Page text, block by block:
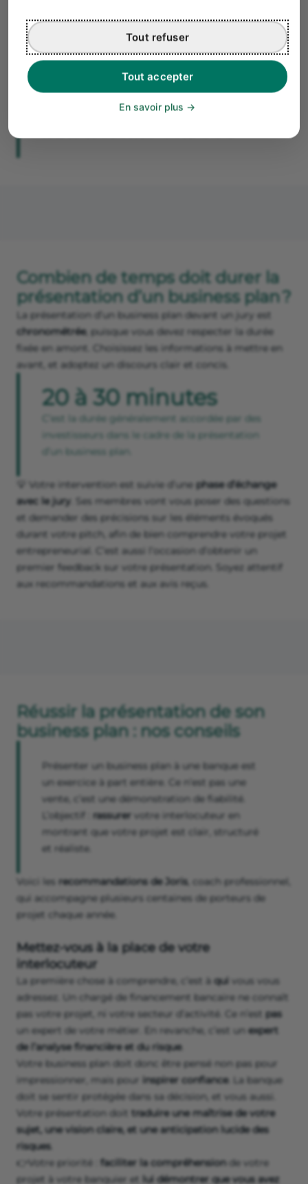
Tout accepter
Tout refuser
En savoir plus
Lorsque vouscréer votre business plan avec
document complet au format PDF prêt à être
présenté aux banques. Vous pouvez ainsi créer
votre plan d’affaires en quelques heures, en
Combien de temps doit durer la
présentation d’un business plan ?
La présentation d’un business plan devant un jury est
chronométrée, puisque vous devez respecter la durée
fixée en amont. Choisissez les informations à mettre en
avant, et adoptez un discours clair et concis.
20 à 30 minutes
C’est la durée généralement accordée par des
investisseurs dans le cadre de la présentation
d’un business plan.
💡 Votre intervention est suivie d’une phase d’échange
avec le jury . Ses membres vont vous poser des questions
et demander des précisions sur les éléments évoqués
durant votre pitch, afin de bien comprendre votre projet
entrepreneurial. C’est aussi l’occasion d’obtenir un
premier feedback sur votre présentation. Soyez attentif
aux recommandations et aux avis reçus.
Réussir la présentation de son
business plan : nos conseils
Présenter un business plan à une banque est
un exercice à part entière. Ce n’est pas une
vente, c’est une démonstration de fiabilité.
L’objectif : rassurer votre interlocuteur en
montrant que votre projet est clair, structuré
et réaliste.
Voici les recommandations de Joris, coach professionnel,
qui accompagne plusieurs centaines de porteurs de
projet chaque année.
Mettez-vous à la place de votre
interlocuteur
La première chose à comprendre, c’est à qui vous vous
adressez. Un chargé de financement bancaire ne connaît
pas votre projet, ni votre secteur d’activité. Ce n’est pas
un expert de votre métier. En revanche, c’est un expert
de l’analyse financière et du risque.
Votre business plan doit donc être pensé non pas pour
impressionner, mais pour inspirer confiance. La banque
doit se sentir protégée dans sa décision, et vous aussi.
Votre présentation doit traduire une maîtrise de votre
sujet, une vision claire, et une anticipation lucide des
risques.
👉Votre priorité : faciliter la compréhensionde votre
projet à votre banquier et lui démontrer que vous avez